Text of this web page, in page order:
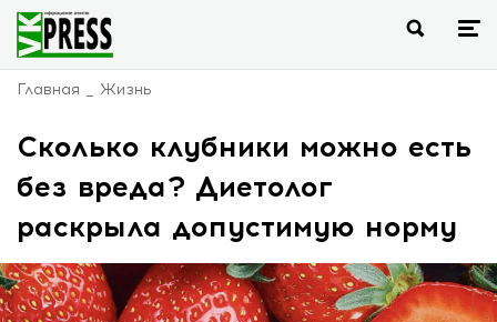
Главная Жизнь
Сколько клубники можно есть
без вреда? Диетолог
раскрыла допустимую норму